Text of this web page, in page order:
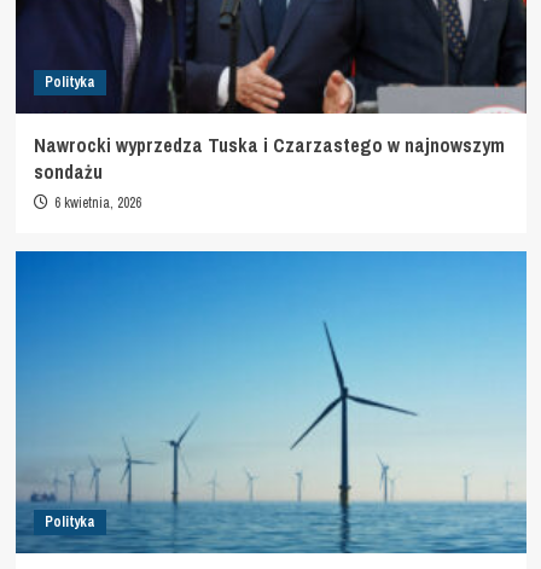
Polityka
Nawrocki wyprzedza Tuska i Czarzastego w najnowszym
sondażu
6 kwietnia, 2026
Polityka